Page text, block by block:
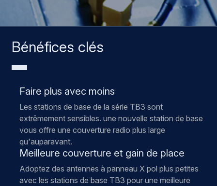
Bénéfices clés
Faire plus avec moins
Les stations de base de la série TB3 sont
extrêmement sensibles. une nouvelle station de base
vous offre une couverture radio plus large
qu'auparavant.
Meilleure couverture et gain de place
Adoptez des antennes à panneau X pol plus petites
avec les stations de base TB3 pour une meilleure